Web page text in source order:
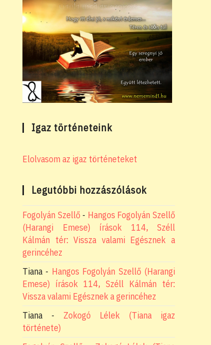
Igaz történeteink
Elolvasom az igaz történeteket
Legutóbbi hozzászólások
Fogolyán Szellő- Hangos Fogolyán Szellő
(Harangi Emese) írások 114, Széll
Kálmán tér: Vissza valami Egésznek a
gerincéhez
Tiana - Hangos Fogolyán Szellő (Harangi
Emese) írások 114, Széll Kálmán tér:
Vissza valami Egésznek a gerincéhez
Tiana - Zokogó Lélek (Tiana igaz
története)